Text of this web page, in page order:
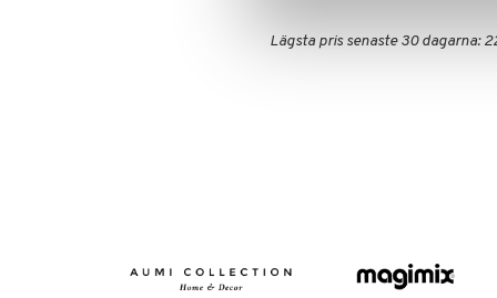
Lägsta pris senaste 30 dagarna: